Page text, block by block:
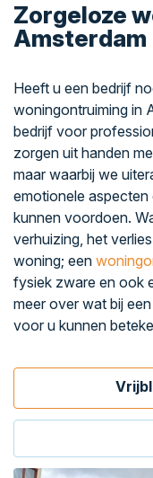
Zorgeloze
Amsterdam
Heeft u een bedrijf
woningontruiming in
bedrijf voor
zorgen uit handen
maar waarbij we
emotionele aspecten
kunnen voordoen.
verhuizing, het
woning; een
fysiek zware en ook
meer over wat bij
voor u kunnen